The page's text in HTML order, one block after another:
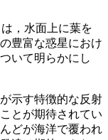
，水面上に葉を
豊富な惑星におけ
いて明らかにし
示す特徴的な反射
とが期待されてい
どが海洋で覆われ